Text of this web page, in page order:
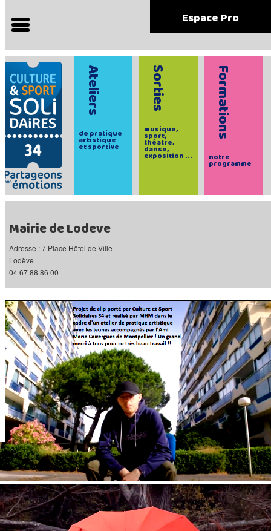
Espace Pro
Ateliers
de pratique
artistique
et sportive
Sorties
musique,
sport,
théatre,
danse,
exposition ...
Formations
notre
programme
Mairie de Lodeve
Adresse : 7 Place Hôtel de Ville
Lodève
04 67 88 86 00